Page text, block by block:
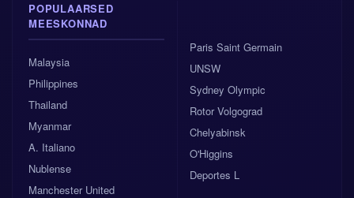
POPULAARSED
MEESKONNAD
Malaysia
Philippines
Thailand
Myanmar
A. Italiano
Nublense
Manchester United
Paris Saint Germain
UNSW
Sydney Olympic
Rotor Volgograd
Chelyabinsk
O'Higgins
Deportes L